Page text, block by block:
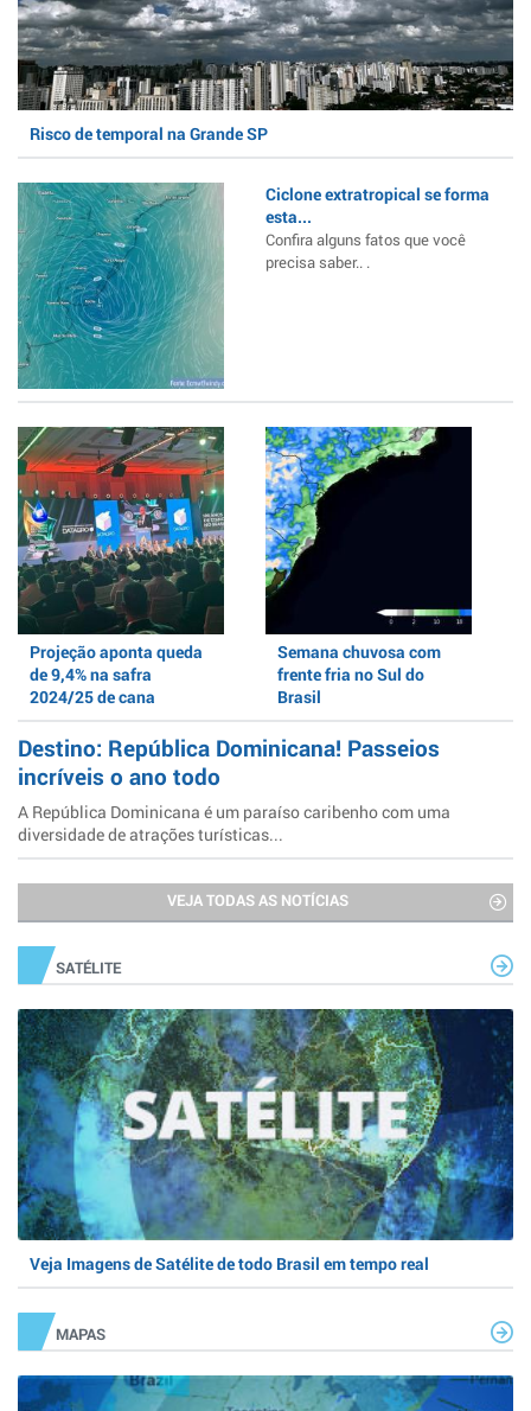
Risco de temporal na Grande SP
Ciclone extratropical se forma
esta...
Confira alguns fatos que você
precisa saber.. .
Projeção aponta queda
de 9,4% na safra
2024/25 de cana
Semana chuvosa com
frente fria no Sul do
Brasil
Destino: República Dominicana! Passeios
incríveis o ano todo
A República Dominicana é um paraíso caribenho com uma
diversidade de atrações turísticas...
VEJA TODAS AS NOTÍCIAS
SATÉLITE
Veja Imagens de Satélite de todo Brasil em tempo real
MAPAS